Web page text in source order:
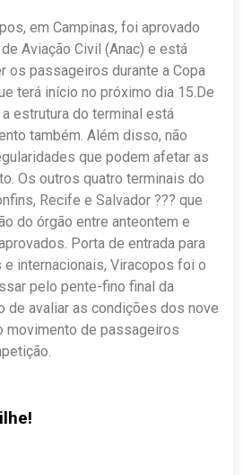
em Campinas, foi aprovado
Aviação Civil (Anac) e está
os passageiros durante a Copa
terá início no próximo dia 15.De
estrutura do terminal está
também. Além disso, não
que podem afetar as
Os outros quatro terminais do
Recife e Salvador ??? que
do órgão entre anteontem e
Porta de entrada para
internacionais, Viracopos foi o
pelo pente-fino final da
de avaliar as condições dos nove
movimento de passageiros